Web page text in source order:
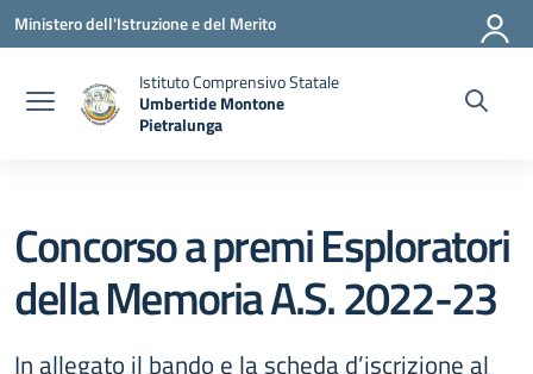
Vai ai contenuti
Vai al menu di navigazione
Vai al footer
Ministero dell'Istruzione e del Merito
Istituto Comprensivo Statale
Umbertide Montone
Pietralunga
Concorso a premi Esploratori
della Memoria A.S. 2022-23
In allegato il bando e la scheda d’iscrizione al